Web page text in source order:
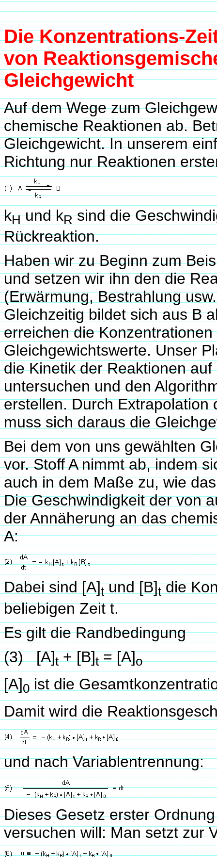
Die Konzentrations-
von
Gleichgewicht
Auf dem Wege zum
chemische Reaktionen ab.
Gleichgewicht. In unserem
Richtung nur Reaktionen
kHund kRsind die
Rückreaktion.
Haben wir zu Beginn zum
und setzen wir ihn den die
(Erwärmung, Bestrahlung
Gleichzeitig bildet sich aus B
erreichen die
Gleichgewichtswerte. Unser
die Kinetik der Reaktionen
untersuchen und den
erstellen. Durch Extrapolation
muss sich daraus die
Bei dem von uns gewählten
vor. Stoff A nimmt ab, indem
auch in dem Maße zu, wie
Die Geschwindigkeit der von
der Annäherung an das
A:
Dabei sind [A]tund [B]tdie
beliebigen Zeit t.
Es gilt die Randbedingung
(3) [A]t+ [B]t= [A]o
[A]0ist die
Damit wird die
und nach Variablentrennung:
Dieses Gesetz erster
versuchen will: Man setzt zur